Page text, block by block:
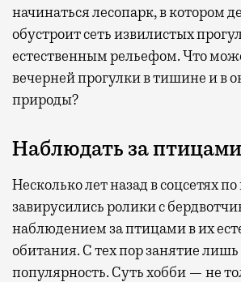
начинаться лесопарк, в котором
обустроит сеть извилистых
естественным рельефом. Что
вечерней прогулки в тишине и в
природы?
Наблюдать за птицами
Несколько лет назад в соцсетях
завирусились ролики с
наблюдением за птицами в их
обитания. С тех пор занятие
популярность. Суть хобби — не